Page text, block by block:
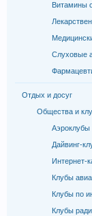
Витамины
Слуховые
Отдых и досуг
Общества и
Аэроклубы
Дайвинг-
Интернет-
Клубы
Клубы по
Клубы